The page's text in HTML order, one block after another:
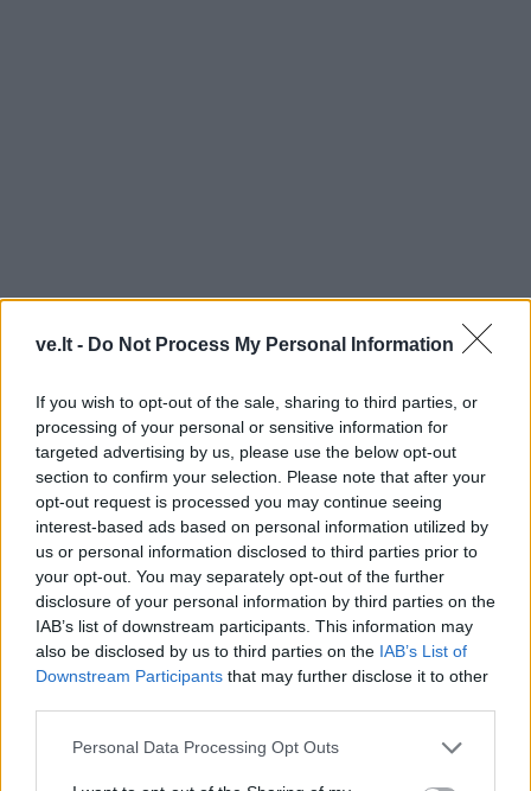
ve.lt - Do Not Process My Personal Information
If you wish to opt-out of the sale, sharing to third parties, or
processing of your personal or sensitive information for
targeted advertising by us, please use the below opt-out
section to confirm your selection. Please note that after your
opt-out request is processed you may continue seeing
interest-based ads based on personal information utilized by
us or personal information disclosed to third parties prior to
your opt-out. You may separately opt-out of the further
disclosure of your personal information by third parties on the
IAB’s list of downstream participants. This information may
also be disclosed by us to third parties on the IAB’s List of
Downstream Participants that may further disclose it to other
Personal Data Processing Opt Outs
Turnyro istorija ir šviesaus atminimo
Šviesaus atminimo K. Budrio šeimų krepšinio turnyras
rengiamas nuo 1977 metų ir seniai išaugo iki
tarptautinio lygio.
Jame yra dalyvavusios šeimų komandos iš Lietuvos,
Latvijos, Estijos, Rusijos, Ukrainos, Baltarusijos,
Suomijos ir Vokietijos.
Ypatingo dėmesio sulaukė 2011 metais vykęs 35-asis
turnyras, kuriame pirmą kartą dalyvavo ryškiausios
Lietuvos krepšinio žvaigždės – Arvydo Sabonio
šeimos komanda.